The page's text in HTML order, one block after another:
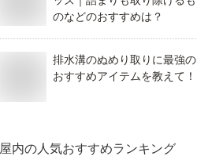
のなどのおすすめは？
排水溝のぬめり取りに最強の
おすすめアイテムを教えて！
屋内の人気おすすめランキング